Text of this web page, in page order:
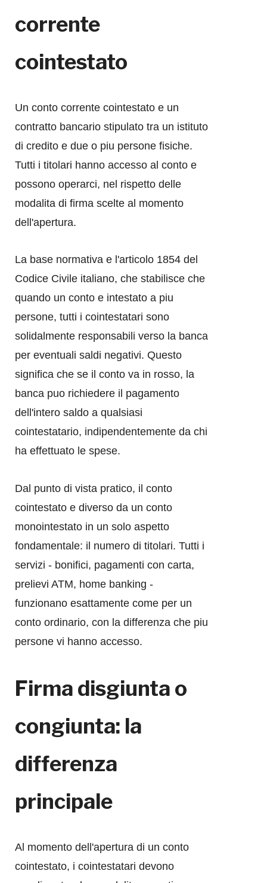
corrente
cointestato
Un conto corrente cointestato e un
contratto bancario stipulato tra un istituto
di credito e due o piu persone fisiche.
Tutti i titolari hanno accesso al conto e
possono operarci, nel rispetto delle
modalita di firma scelte al momento
dell'apertura.
La base normativa e l'articolo 1854 del
Codice Civile italiano, che stabilisce che
quando un conto e intestato a piu
persone, tutti i cointestatari sono
solidalmente responsabili verso la banca
per eventuali saldi negativi. Questo
significa che se il conto va in rosso, la
banca puo richiedere il pagamento
dell'intero saldo a qualsiasi
cointestatario, indipendentemente da chi
ha effettuato le spese.
Dal punto di vista pratico, il conto
cointestato e diverso da un conto
monointestato in un solo aspetto
fondamentale: il numero di titolari. Tutti i
servizi - bonifici, pagamenti con carta,
prelievi ATM, home banking -
funzionano esattamente come per un
conto ordinario, con la differenza che piu
persone vi hanno accesso.
Firma disgiunta o
congiunta: la
differenza
principale
Al momento dell'apertura di un conto
cointestato, i cointestatari devono